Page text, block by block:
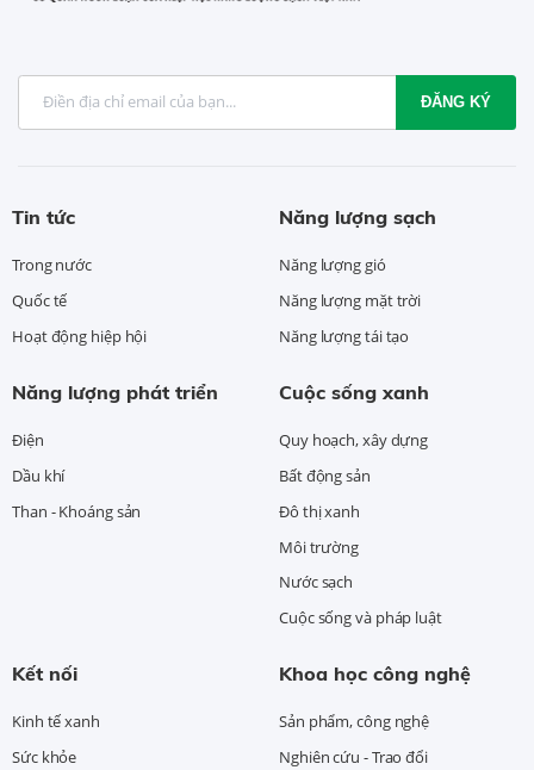
ĐĂNG KÝ
Tin tức
Trong nước
Quốc tế
Hoạt động hiệp hội
Năng lượng sạch
Năng lượng gió
Năng lượng mặt trời
Năng lượng tái tạo
Năng lượng phát triển
Điện
Dầu khí
Than - Khoáng sản
Cuộc sống xanh
Quy hoạch, xây dựng
Bất động sản
Đô thị xanh
Môi trường
Nước sạch
Cuộc sống và pháp luật
Kết nối
Kinh tế xanh
Sức khỏe
Khoa học công nghệ
Sản phẩm, công nghệ
Nghiên cứu - Trao đổi